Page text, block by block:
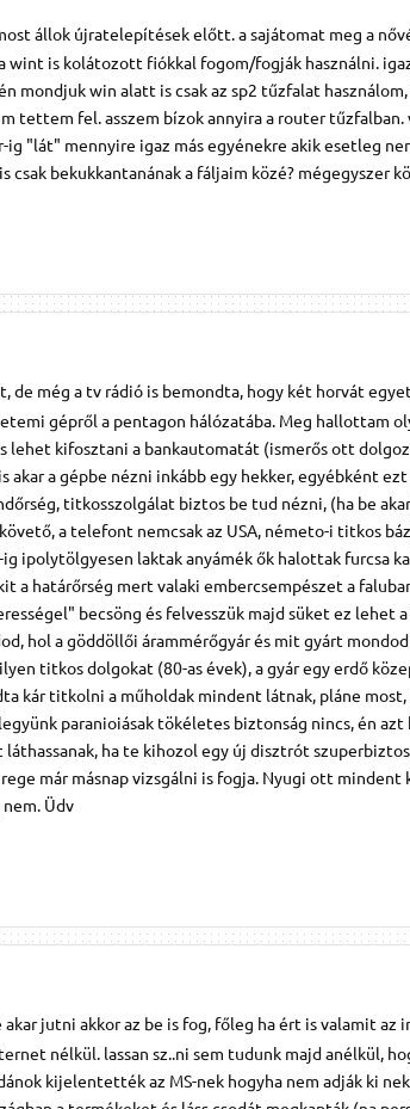
állok újratelepítések előtt. a sajátomat meg a
wint is kolátozott fiókkal fogom/fogják használni.
mondjuk win alatt is csak az sp2 tűzfalat
tettem fel. asszem bízok annyira a router tűzfalban.
ig "lát" mennyire igaz más egyénekre akik esetleg
bekukkantanának a fáljaim közé? mégegyszer
de még a tv rádió is bemondta, hogy két horvát
gépről a pentagon hálózatába. Meg hallottam
lehet kifosztani a bankautomatát (ismerős ott
akar a gépbe nézni inkább egy hekker, egyébként ezt
titkosszolgálat biztos be tud nézni, (ha be
a telefont nemcsak az USA, németo-i titkos
ipolytölgyesen laktak anyámék ők halottak furcsa
a határőrség mert valaki embercsempészet a
becsöng és felvesszük majd süket ez lehet
hol a göddöllői árammérőgyár és mit gyárt
titkos dolgokat (80-as évek), a gyár egy erdő
kár titkolni a műholdak mindent látnak, pláne most,
paranioiásak tökéletes biztonság nincs, én
ha te kihozol egy új disztrót
már másnap vizsgálni is fogja. Nyugi ott mindent
Üdv
akar jutni akkor az be is fog, főleg ha ért is valamit az
nélkül. lassan sz..ni sem tudunk majd anélkül,
kijelentették az MS-nek hogyha nem adják ki